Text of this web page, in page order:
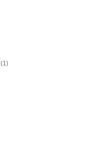
(1)